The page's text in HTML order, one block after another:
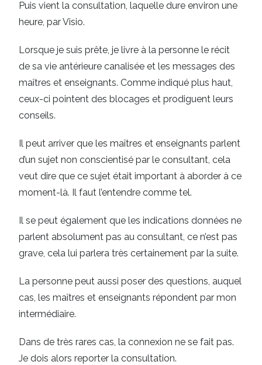
Puis vient la consultation, laquelle dure environ une
heure, par Visio.
Lorsque je suis prête, je livre à la personne le récit
de sa vie antérieure canalisée et les messages des
maîtres et enseignants. Comme indiqué plus haut,
ceux-ci pointent des blocages et prodiguent leurs
conseils.
Il peut arriver que les maîtres et enseignants parlent
d’un sujet non conscientisé par le consultant, cela
veut dire que ce sujet était important à aborder à ce
moment-là. Il faut l’entendre comme tel.
Il se peut également que les indications données ne
parlent absolument pas au consultant, ce n’est pas
grave, cela lui parlera très certainement par la suite.
La personne peut aussi poser des questions, auquel
cas, les maîtres et enseignants répondent par mon
intermédiaire.
Dans de très rares cas, la connexion ne se fait pas.
Je dois alors reporter la consultation.